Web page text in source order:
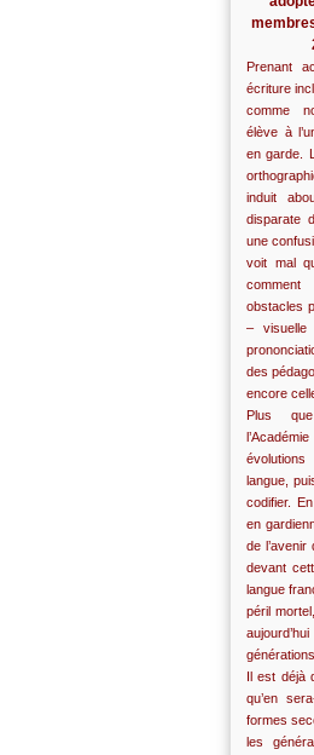
Prenant
écriture
comme
élève à
en garde.
induit
disparate
une
voit mal
obstacles
–
des
encore
Plus
langue,
codifier.
en
de l’avenir
devant
langue
péril
Il est déjà
qu’en
formes
les